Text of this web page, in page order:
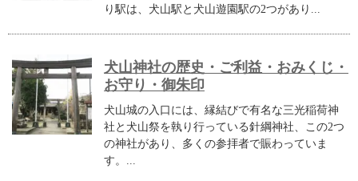
り駅は、犬山駅と犬山遊園駅の2つがあり...
犬山神社の歴史・ご利益・おみくじ・
お守り・御朱印
犬山城の入口には、縁結びで有名な三光稲荷神
社と犬山祭を執り行っている針綱神社、この2つ
の神社があり、多くの参拝者で賑わっていま
す。...